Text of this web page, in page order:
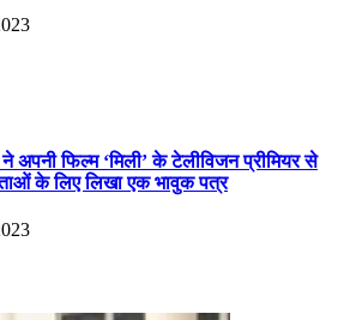
अपनी फिल्म ‘मिली’ के टेलीविजन प्रीमियर से
के लिए लिखा एक भावुक पत्र